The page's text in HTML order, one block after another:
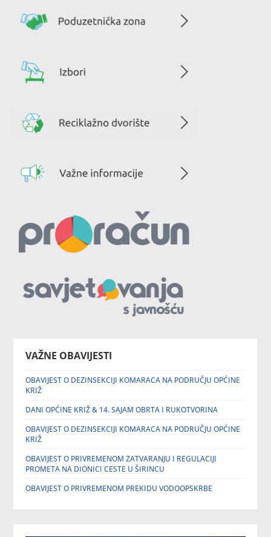
VAŽNE OBAVIJESTI
OBAVIJEST O DEZINSEKCIJI KOMARACA NA PODRUČJU OPĆINE
KRIŽ
DANI OPĆINE KRIŽ & 14. SAJAM OBRTA I RUKOTVORINA
OBAVIJEST O DEZINSEKCIJI KOMARACA NA PODRUČJU OPĆINE
KRIŽ
OBAVIJEST O PRIVREMENOM ZATVARANJU I REGULACIJI
PROMETA NA DIONICI CESTE U ŠIRINCU
OBAVIJEST O PRIVREMENOM PREKIDU VODOOPSKRBE